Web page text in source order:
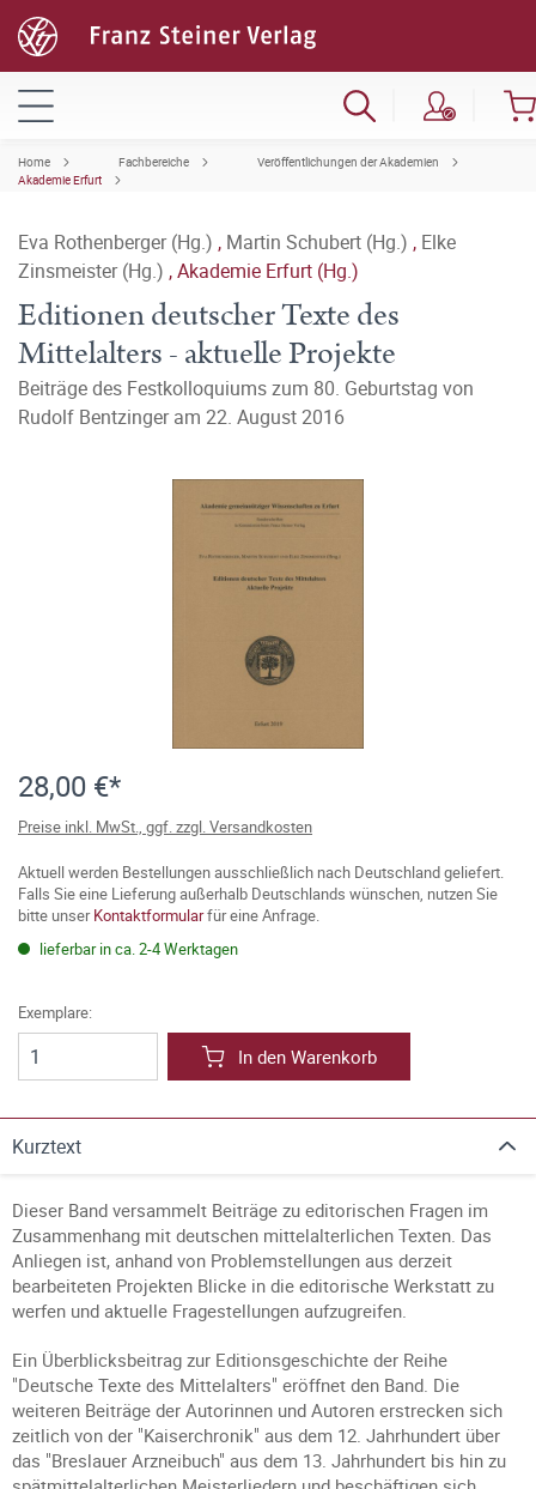
Home Fachbereiche
Veröffentlichungen der Akademien
Akademie Erfurt
Eva Rothenberger (Hg.) , Martin Schubert (Hg.) , Elke
Zinsmeister (Hg.) ,Akademie Erfurt (Hg.)
Editionen deutscher Texte des
Mittelalters - aktuelle Projekte
Beiträge des Festkolloquiums zum 80. Geburtstag von
Rudolf Bentzinger am 22. August 2016
28,00 €*
Preise inkl. MwSt., ggf. zzgl. Versandkosten
Aktuell werden Bestellungen ausschließlich nach Deutschland geliefert.
Falls Sie eine Lieferung außerhalb Deutschlands wünschen, nutzen Sie
bitte unserKontaktformularfür eine Anfrage.
lieferbar in ca. 2-4 Werktagen
Exemplare:
In den Warenkorb
Kurztext
Dieser Band versammelt Beiträge zu editorischen Fragen im
Zusammenhang mit deutschen mittelalterlichen Texten. Das
Anliegen ist, anhand von Problemstellungen aus derzeit
bearbeiteten Projekten Blicke in die editorische Werkstatt zu
werfen und aktuelle Fragestellungen aufzugreifen.
Ein Überblicksbeitrag zur Editionsgeschichte der Reihe
"Deutsche Texte des Mittelalters" eröffnet den Band. Die
weiteren Beiträge der Autorinnen und Autoren erstrecken sich
zeitlich von der "Kaiserchronik" aus dem 12. Jahrhundert über
das "Breslauer Arzneibuch" aus dem 13. Jahrhundert bis hin zu